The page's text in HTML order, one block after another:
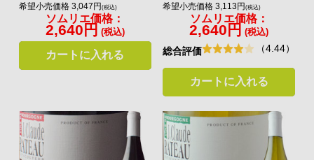
希望小売価格 3,047円(税込)
ソムリエ価格：
2,640円 (税込)
カートに入れる
希望小売価格 3,113円(税込)
ソムリエ価格：
2,640円 (税込)
総合評価 （4.44）
カートに入れる